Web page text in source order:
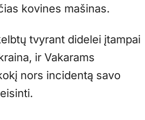
kovines mašinas.
tvyrant didelei įtampai
ir Vakarams
nors incidentą savo